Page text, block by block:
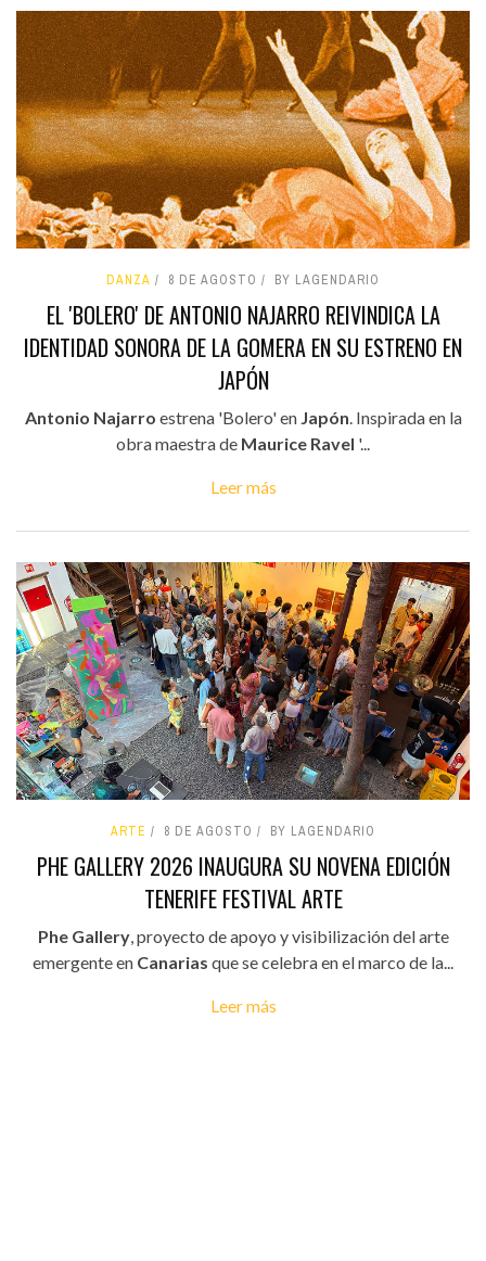
DANZA 8 DE AGOSTO BY LAGENDARIO
EL 'BOLERO' DE ANTONIO NAJARRO REIVINDICA LA
IDENTIDAD SONORA DE LA GOMERA EN SU ESTRENO EN
JAPÓN
Antonio Najarro estrena 'Bolero' en Japón. Inspirada en la
obra maestra de Maurice Ravel '...
Leer más
ARTE 8 DE AGOSTO BY LAGENDARIO
PHE GALLERY 2026 INAUGURA SU NOVENA EDICIÓN
TENERIFE FESTIVAL ARTE
Phe Gallery, proyecto de apoyo y visibilización del arte
emergente en Canarias que se celebra en el marco de la...
Leer más